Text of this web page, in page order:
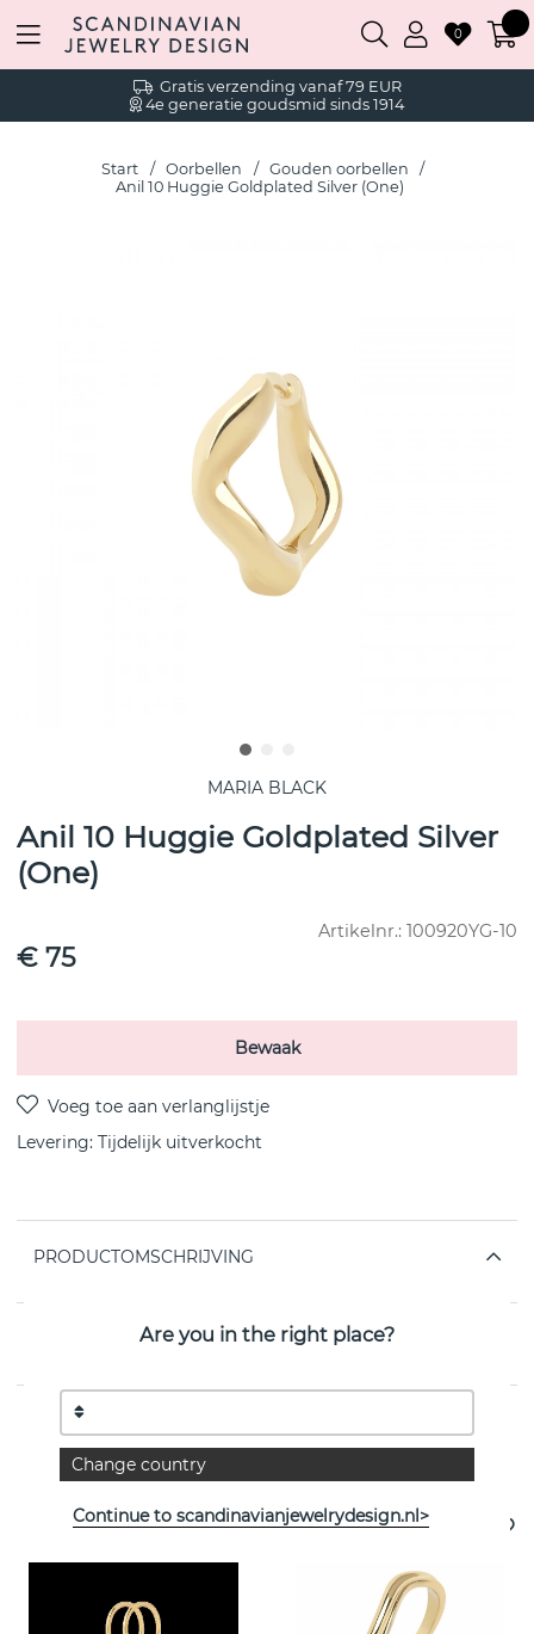
Gratis verzending vanaf 79 EUR
4e generatie goudsmid sinds 1914
0
Start Oorbellen
Gouden oorbellen
Anil 10 Huggie Goldplated Silver (One)
MARIA BLACK
Anil 10 Huggie Goldplated Silver
(One)
Artikelnr.: 100920YG-10
€ 75
Bewaak
Levering: Tijdelijk uitverkocht
PRODUCTOMSCHRIJVING
EIGENSCHAPPEN
Bekijk meer artikelen
Are you in the right place?
Change country
Continue to scandinavianjewelrydesign.nl>